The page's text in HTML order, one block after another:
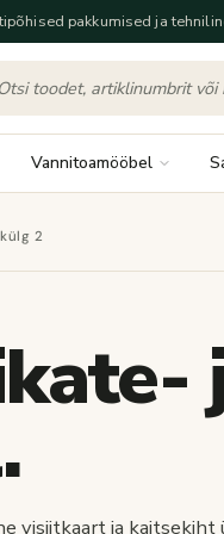
pakkumised ja
Vannitoamööbel
2
visiitkaart ja kaitsekiht